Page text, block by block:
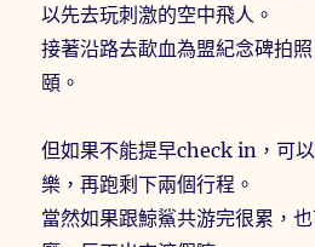
以先去玩刺激的空中飛人。
接著沿路去歃血為盟紀念碑拍
頤。
但如果不能提早check in，可
樂，再跑剩下兩個行程。
當然如果跟鯨鯊共游完很累，